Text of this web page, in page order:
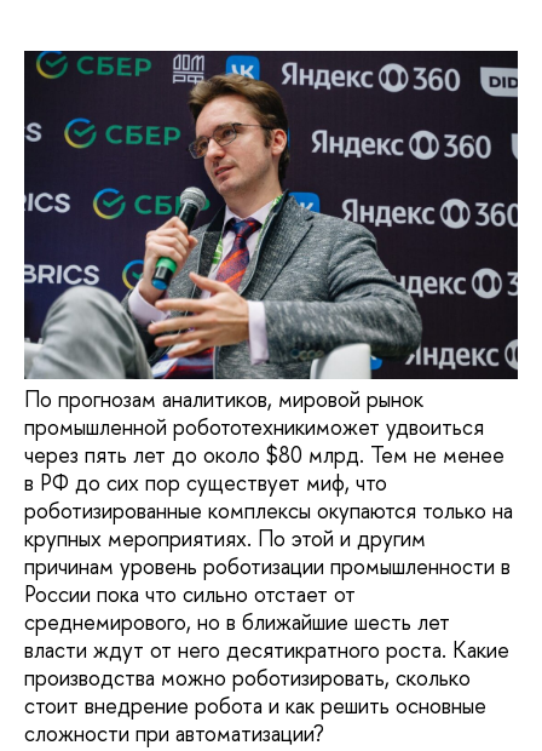
По прогнозам аналитиков, мировой рынок
промышленной робототехникиможет удвоиться
через пять лет до около $80 млрд. Тем не менее
в РФ до сих пор существует миф, что
роботизированные комплексы окупаются только на
крупных мероприятиях. По этой и другим
причинам уровень роботизации промышленности в
России пока что сильно отстает от
среднемирового, но в ближайшие шесть лет
власти ждут от него десятикратного роста. Какие
производства можно роботизировать, сколько
стоит внедрение робота и как решить основные
сложности при автоматизации?